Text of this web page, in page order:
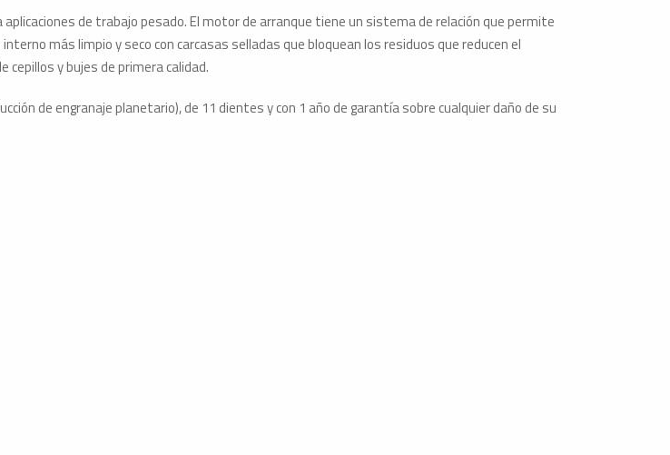
de trabajo pesado. El motor de arranque tiene un sistema de relación que permite
más limpio y seco con carcasas selladas que bloquean los residuos que reducen el
cepillos y bujes de primera calidad.
de engranaje planetario), de 11 dientes y con 1 año de garantía sobre cualquier daño de su